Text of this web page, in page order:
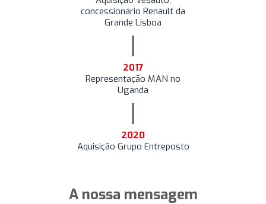
concessionário Renault da
Grande Lisboa
2017
Representação MAN no
Uganda
2020
Aquisição Grupo Entreposto
A nossa mensagem